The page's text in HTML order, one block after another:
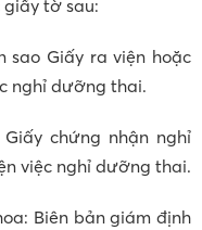
giấy tờ sau:
sao Giấy ra viện hoặc
nghỉ dưỡng thai.
chứng nhận nghỉ
việc nghỉ dưỡng thai.
Biên bản giám định